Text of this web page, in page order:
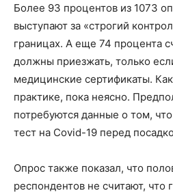
Более 93 процентов из 1073
выступают за «строгий
границах. А еще 74 процента
должны приезжать, только
медицинские сертификаты.
практике, пока неясно.
потребуются данные о том,
тест на Covid-19 перед
Опрос также показал, что
респондентов не считают,